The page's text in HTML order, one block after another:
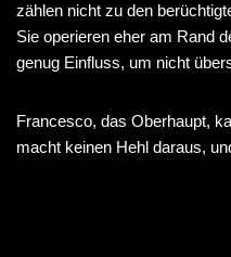
zählen nicht zu den
Sie operieren eher am Rand
genug Einfluss, um nicht
Francesco, das Oberhaupt,
macht keinen Hehl daraus,